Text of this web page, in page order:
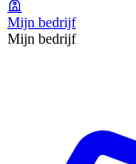
Mijn bedrijf
Mijn bedrijf